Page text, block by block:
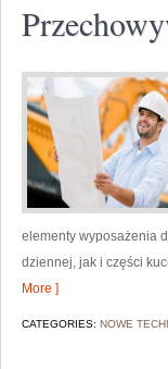
elementy wyposażenia
dziennej, jak i części
More ]
CATEGORIES: NOWE